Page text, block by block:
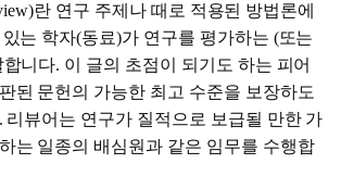
란 연구 주제나 때로 적용된 방법론에
는 학자(동료)가 연구를 평가하는 (또는
니다. 이 글의 초점이 되기도 하는 피어
된 문헌의 가능한 최고 수준을 보장하도
리뷰어는 연구가 질적으로 보급될 만한 가
는 일종의 배심원과 같은 임무를 수행합